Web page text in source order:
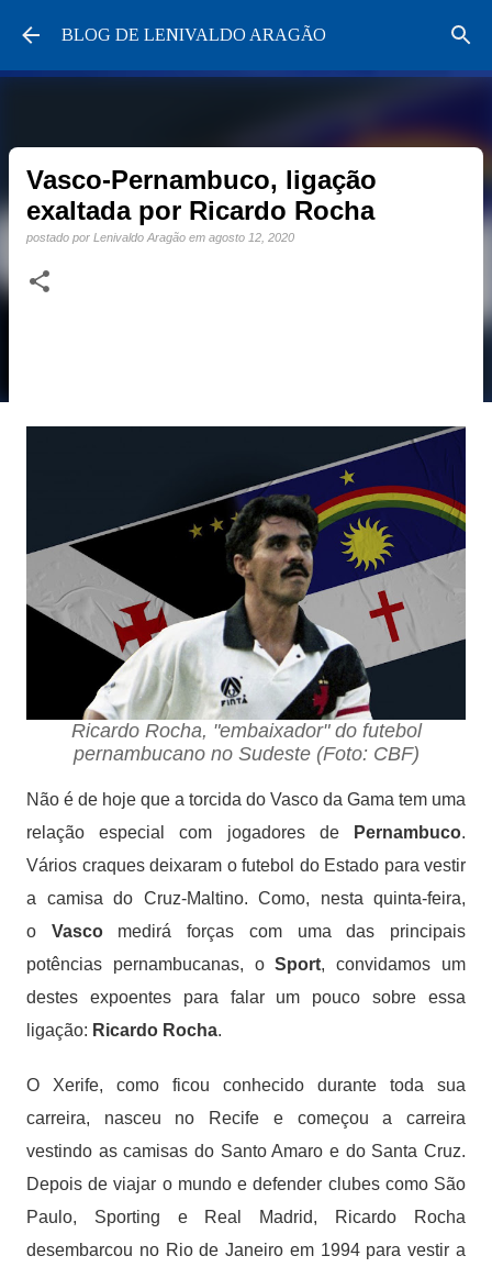
Pular para o conteúdo principal
BLOG DE LENIVALDO ARAGÃO
Vasco-Pernambuco, ligação
exaltada por Ricardo Rocha
postado por Lenivaldo Aragão em agosto 12, 2020
Ricardo Rocha, "embaixador" do futebol
pernambucano no Sudeste (Foto: CBF)
Não é de hoje que a torcida do Vasco da Gama tem uma
relação especial com jogadores de
Pernambuco.
Vários craques deixaram o futebol do Estado para vestir
a camisa do Cruz-Maltino. Como, nesta quinta-feira,
o Vascomedirá forças com uma das principais
potências pernambucanas, oSport, convidamos um
destes expoentes para falar um pouco sobre essa
ligação: Ricardo Rocha.
O Xerife, como ficou conhecido durante toda sua
carreira, nasceu no Recife e começou a carreira
vestindo as camisas do Santo Amaro e do Santa Cruz.
Depois de viajar o mundo e defender clubes como São
Paulo, Sporting e Real Madrid, Ricardo Rocha
desembarcou no Rio de Janeiro em 1994 para vestir a